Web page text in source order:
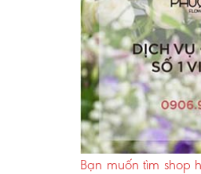
Bạn muốn tìm shop